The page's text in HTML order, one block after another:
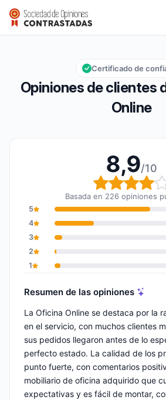
La Oficina Online
Calificación global: 8,9 de 10
8,9/10
Opiniones de clientes
Online
Certificado de
8,9/10
Basada en 226 opiniones
5
4
3
2
1
Resumen de las opiniones
La Oficina Online se destaca por la
en el servicio, con muchos clientes
sus pedidos llegaron antes de lo
perfecto estado. La calidad de los
punto fuerte, con comentarios
mobiliario de oficina adquirido que
expectativas y es fácil de montar,